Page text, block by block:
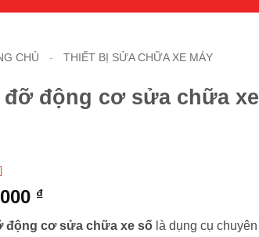
CHỦ - THIẾT BỊ SỬA CHỮA XE MÁY
đỡ động cơ sửa chữa xe
dựa
₫
động cơ sửa chữa xe số là dụng cụ chuyên